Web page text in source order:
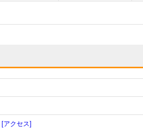
[アクセス]